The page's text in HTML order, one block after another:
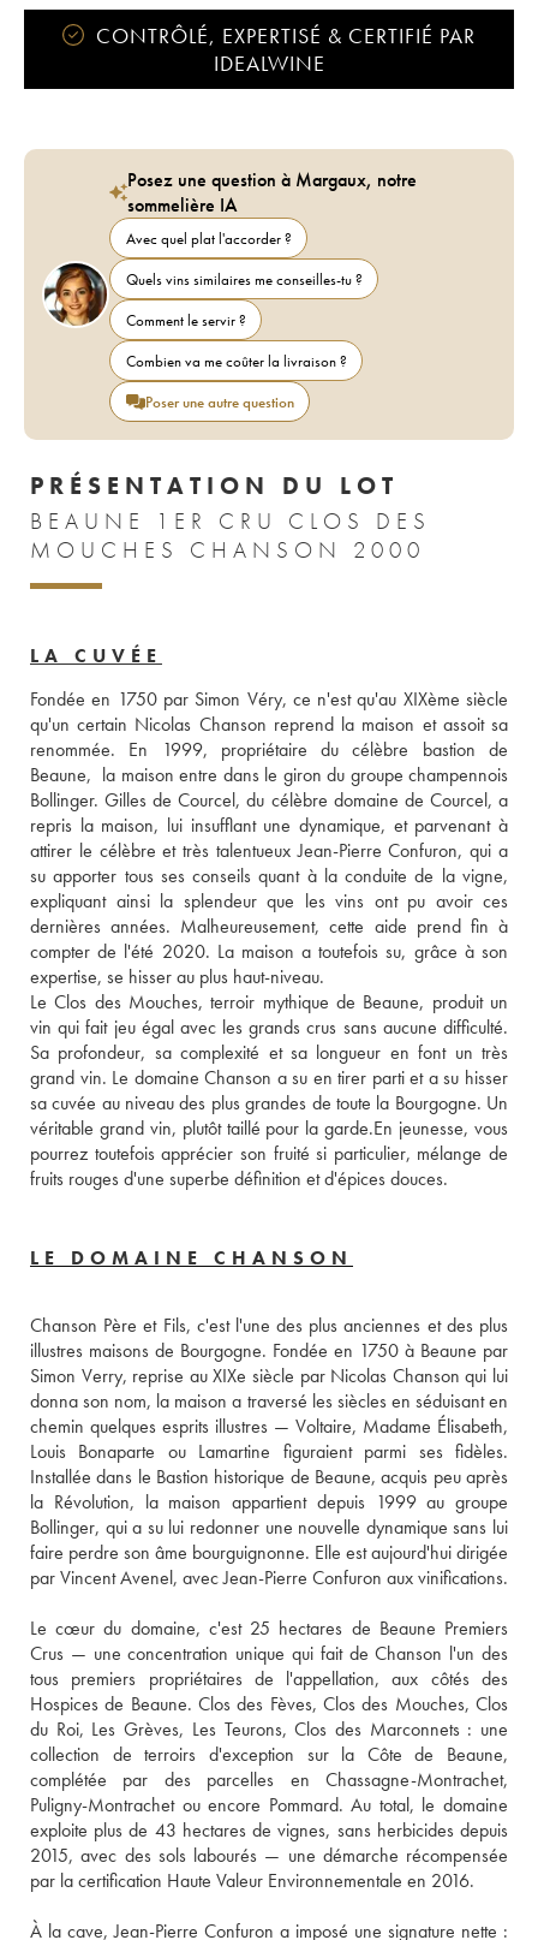
CONTRÔLÉ, EXPERTISÉ & CERTIFIÉ PAR
IDEALWINE
Posez une question à Margaux, notre
sommelière IA
Avec quel plat l'accorder ?
Quels vins similaires me conseilles-tu ?
Comment le servir ?
Combien va me coûter la livraison ?
Poser une autre question
PRÉSENTATION DU LOT
BEAUNE 1ER CRU CLOS DES
MOUCHES CHANSON 2000
LA CUVÉE
Fondée en 1750 par Simon Véry, ce n'est qu'au XIXème siècle
qu'un certain Nicolas Chanson reprend la maison et assoit sa
renommée. En 1999, propriétaire du célèbre bastion de
Beaune,  la maison entre dans le giron du groupe champennois
Bollinger. Gilles de Courcel, du célèbre domaine de Courcel, a
repris la maison, lui insufflant une dynamique, et parvenant à
attirer le célèbre et très talentueux Jean-Pierre Confuron, qui a
su apporter tous ses conseils quant à la conduite de la vigne,
expliquant ainsi la splendeur que les vins ont pu avoir ces
dernières années. Malheureusement, cette aide prend fin à
compter de l'été 2020. La maison a toutefois su, grâce à son
expertise, se hisser au plus haut-niveau.
Le Clos des Mouches, terroir mythique de Beaune, produit un
vin qui fait jeu égal avec les grands crus sans aucune difficulté.
Sa profondeur, sa complexité et sa longueur en font un très
grand vin. Le domaine Chanson a su en tirer parti et a su hisser
sa cuvée au niveau des plus grandes de toute la Bourgogne. Un
véritable grand vin, plutôt taillé pour la garde.En jeunesse, vous
pourrez toutefois apprécier son fruité si particulier, mélange de
fruits rouges d'une superbe définition et d'épices douces.
LE DOMAINE CHANSON
Chanson Père et Fils, c'est l'une des plus anciennes et des plus
illustres maisons de Bourgogne. Fondée en 1750 à Beaune par
Simon Verry, reprise au XIXe siècle par Nicolas Chanson qui lui
donna son nom, la maison a traversé les siècles en séduisant en
chemin quelques esprits illustres — Voltaire, Madame Élisabeth,
Louis Bonaparte ou Lamartine figuraient parmi ses fidèles.
Installée dans le Bastion historique de Beaune, acquis peu après
la Révolution, la maison appartient depuis 1999 au groupe
Bollinger, qui a su lui redonner une nouvelle dynamique sans lui
faire perdre son âme bourguignonne. Elle est aujourd'hui dirigée
par Vincent Avenel, avec Jean-Pierre Confuron aux vinifications.
Le cœur du domaine, c'est 25 hectares de Beaune Premiers
Crus — une concentration unique qui fait de Chanson l'un des
tous premiers propriétaires de l'appellation, aux côtés des
Hospices de Beaune. Clos des Fèves, Clos des Mouches, Clos
du Roi, Les Grèves, Les Teurons, Clos des Marconnets : une
collection de terroirs d'exception sur la Côte de Beaune,
complétée par des parcelles en Chassagne-Montrachet,
Puligny-Montrachet ou encore Pommard. Au total, le domaine
exploite plus de 43 hectares de vignes, sans herbicides depuis
2015, avec des sols labourés — une démarche récompensée
par la certification Haute Valeur Environnementale en 2016.
À la cave, Jean-Pierre Confuron a imposé une signature nette :